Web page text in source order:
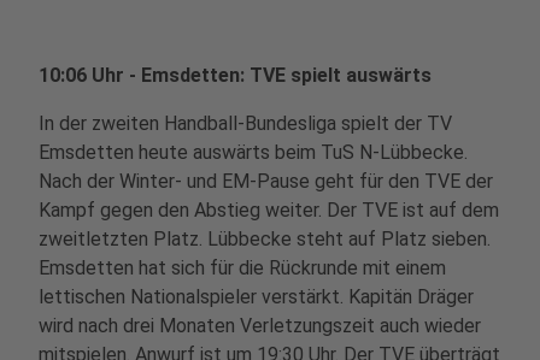
10:06 Uhr - Emsdetten: TVE spielt auswärts
In der zweiten Handball-Bundesliga spielt der TV
Emsdetten heute auswärts beim TuS N-Lübbecke.
Nach der Winter- und EM-Pause geht für den TVE der
Kampf gegen den Abstieg weiter. Der TVE ist auf dem
zweitletzten Platz. Lübbecke steht auf Platz sieben.
Emsdetten hat sich für die Rückrunde mit einem
lettischen Nationalspieler verstärkt. Kapitän Dräger
wird nach drei Monaten Verletzungszeit auch wieder
mitspielen. Anwurf ist um 19:30 Uhr. Der TVE überträgt